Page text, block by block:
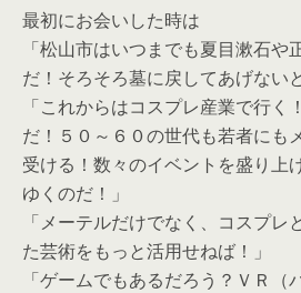
最初にお会いした時は
「松山市はいつまでも夏目漱石や
だ！そろそろ墓に戻してあげない
「これからはコスプレ産業で行く
だ！５０～６０の世代も若者にも
受ける！数々のイベントを盛り上
ゆくのだ！」
「メーテルだけでなく、コスプレ
た芸術をもっと活用せねば！」
「ゲームでもあるだろう？ＶＲ（